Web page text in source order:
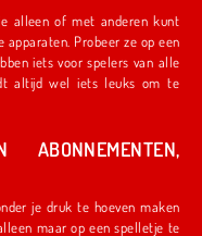
kunt
Probeer ze op een
om te
ABONNEMENTEN,
druk te hoeven maken
maar op een spelletje te